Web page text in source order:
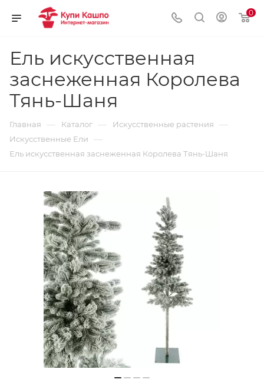
0
Ель искусственная
заснеженная Королева
Тянь-Шаня
Главная — Каталог — Искусственные растения —
Искусственные Ели —
Ель искусственная заснеженная Королева Тянь-Шаня